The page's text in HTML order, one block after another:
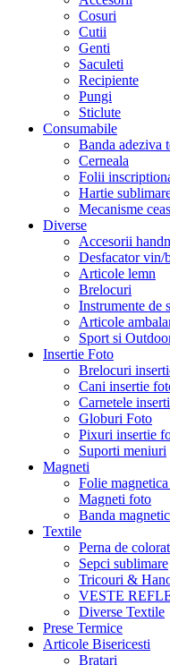
Cosuri
Cutii
Genti
Saculeti
Recipiente
Pungi
Sticlute
Consumabile
Banda adeziva
Cerneala
Folii
Hartie
Mecanisme ceas
Diverse
Accesorii
Desfacator vin/
Articole lemn
Brelocuri
Instrumente de
Articole
Sport si
Insertie Foto
Brelocuri
Cani insertie
Carnetele
Globuri Foto
Pixuri insertie
Suporti meniuri
Magneti
Folie
Magneti foto
Banda
Textile
Perna de colorat
Sepci sublimare
Tricouri &
VESTE
Diverse Textile
Prese Termice
Articole Bisericesti
Bratari